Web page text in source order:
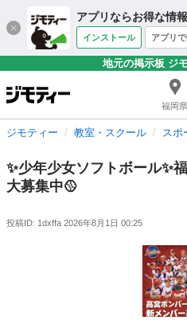
アプリならお得な情
インストール アプリで
地元の掲示板 ジ
福岡県
ジモティー 教室・スクール スポ
✨少年少女ソフトボール✨
大募集中🥎
投稿ID: 1dxffa 2026年8月1日 00:25